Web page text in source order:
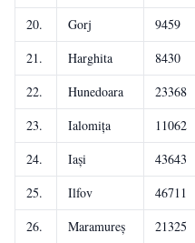
20.
Gorj 9459
21.
Harghita 8430
22.
Hunedoara 23368
23.
Ialomița 11062
24.
Iași 43643
25.
Ilfov 46711
26.
Maramureș 21325